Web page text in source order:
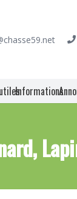
Informations